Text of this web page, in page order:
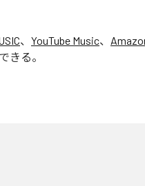
、 YouTube Music、
きる。